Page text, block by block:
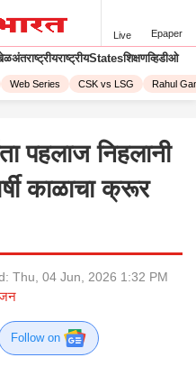
Live Epaper
अंतराष्ट्रीयराष्ट्रीयStatesशिक्षणव्हिडीओ
Web Series CSK vs LSG Rahul
पहलाज निहलानी
काळाचा क्रूर
Thu, 04 Jun, 2026 1:32 PM
Follow on